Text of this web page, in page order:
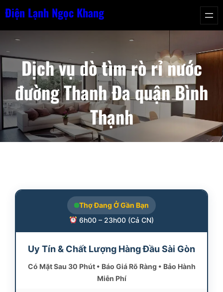
Chuyển
nội
Điện Lạnh Ngọc Khang
Dịch vụ dò tìm rò rỉ nước
đường Thanh Đa quận Bình
Thạnh
Thợ Đang Ở Gần Bạn
6h00 – 23h00 (Cả CN)
Uy Tín & Chất Lượng Hàng Đầu Sài Gòn
Có Mặt Sau 30 Phút • Báo Giá Rõ Ràng • Bảo Hành
Miễn Phí